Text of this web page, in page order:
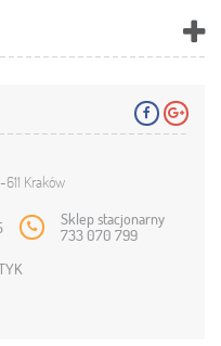
Kraków
Sklep stacjonarny
733 070 799